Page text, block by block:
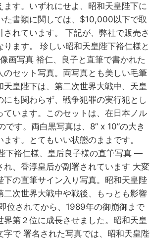
す。いずれにせよ、昭和天皇陛下に
た書類に関しては、$10,000以下で取
れています。 下記が、弊社で販売さ
ます。 珍しい昭和天皇陛下裕仁様と
写真 裕仁、良子と直筆で書かれた
セット写真。両写真とも美しい毛筆
皇陛下は、第二次世界大戦中、天皇
も関わらず、戦争犯罪の実行犯とし
います。このセットは、在日本ノル
す。両白黒写真は、8” x 10”の大き
す。とてもいい状態のままです。
下裕仁様、皇后良子様の直筆写真 —
、香淳皇后が副署されています 大変
の直筆サイン入り写真。昭和天皇陛
次世界大戦中や戦後、もっとも影響
位されてから、1989年の御崩御まで
第２位に成長させました。昭和天皇
で 署名された写真では、昭和天皇陛